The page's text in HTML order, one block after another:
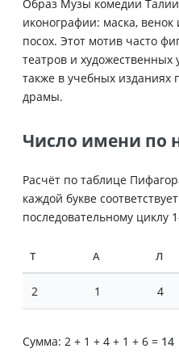
Образ Музы комедии
иконографии: маска,
посох. Этот мотив часто
театров и
также в учебных изданиях
драмы.
Число имени по
Расчёт по таблице
каждой букве
последовательному циклу
Т А Л
2 1 4
Сумма: 2 + 1 + 4 + 1 + 6 = 14